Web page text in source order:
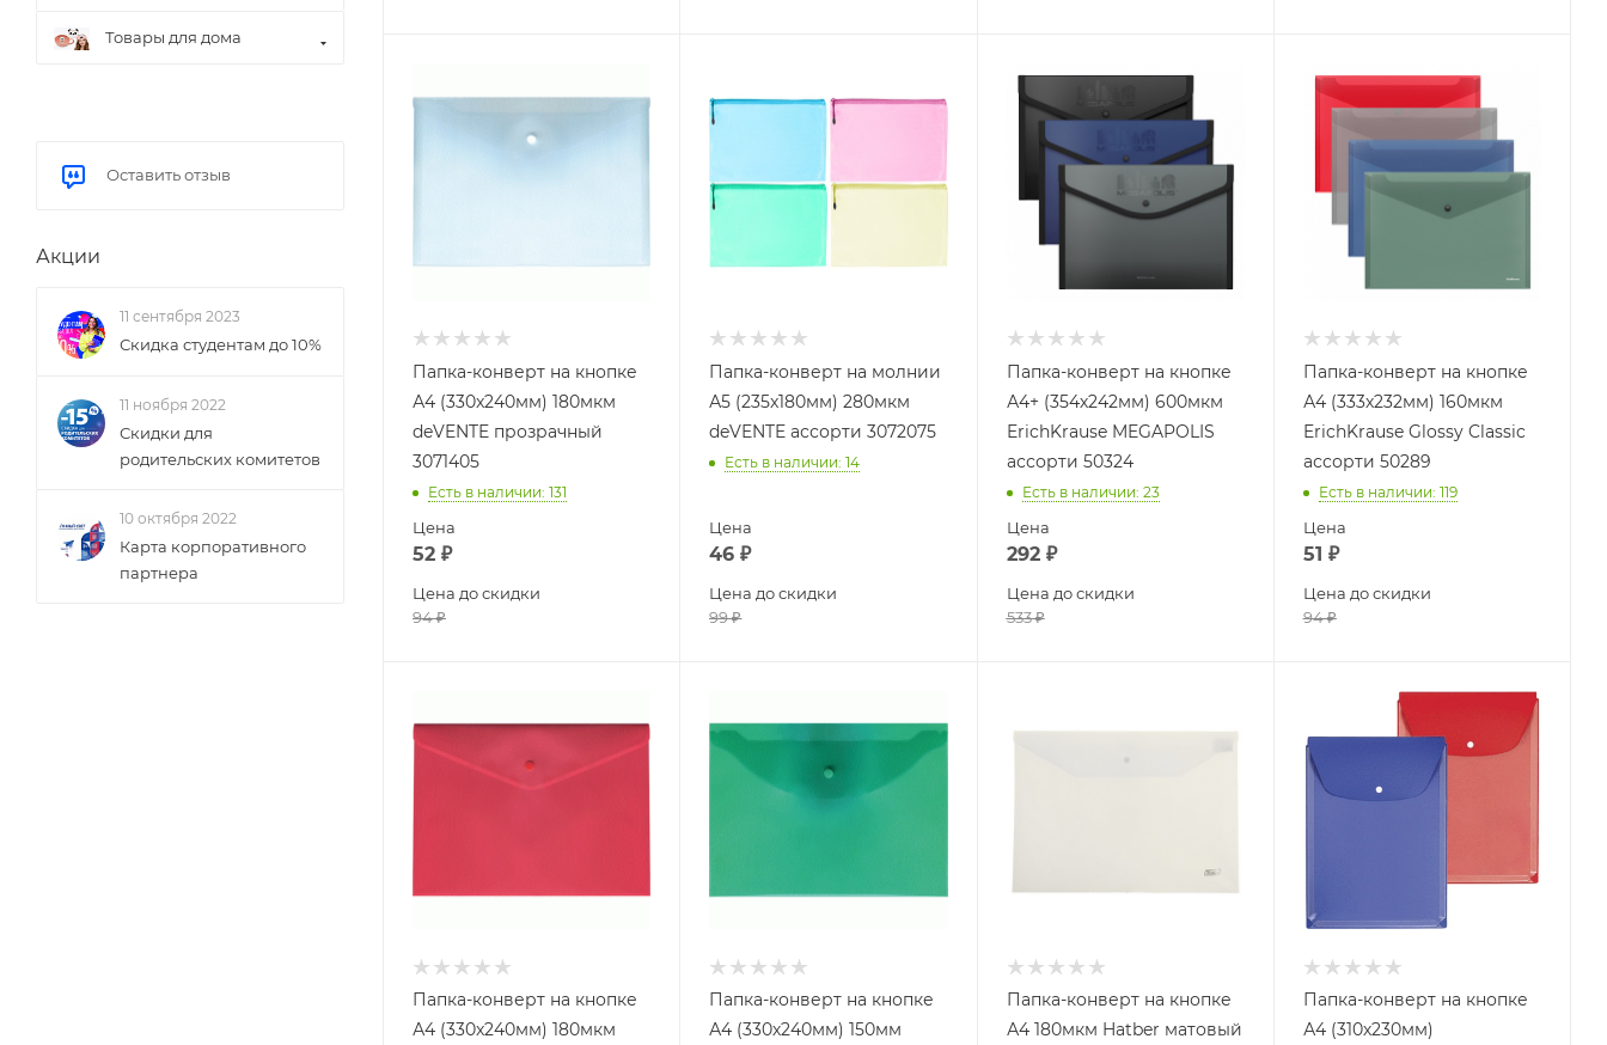
Папка-конверт на кнопке
А4 (330x240мм) 180мкм
deVENTE прозрачный
3071405
Есть в наличии: 131
Цена
52 ₽
Цена до скидки
94₽
Папка-конверт на молнии
А5 (235x180мм) 280мкм
deVENTE ассорти 3072075
Есть в наличии: 14
Цена
46 ₽
Цена до скидки
99₽
Папка-конверт на кнопке
А4+ (354х242мм) 600мкм
ErichKrause MEGAPOLIS
ассорти 50324
Есть в наличии: 23
Цена
292₽
Цена до скидки
533₽
Папка-конверт на кнопке
А4 (333х232мм) 160мкм
ErichKrause Glossy Classic
ассорти 50289
Есть в наличии: 119
Цена
51 ₽
Цена до скидки
94₽
Папка-конверт на кнопке
А4 (330x240мм) 180мкм
Папка-конверт на кнопке
А4 (330х240мм) 150мм
Папка-конверт на кнопке
А4 180мкм Hatber матовый
Папка-конверт на кнопке
А4 (310х230мм)
Товары для дома
Оставить отзыв
Акции
11 сентября 2023
Скидка студентам до 10%
11 ноября 2022
Скидки для
родительских комитетов
10 октября 2022
Карта корпоративного
партнера